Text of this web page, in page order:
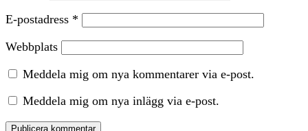
E-postadress *
Webbplats
Meddela mig om nya kommentarer via e-post.
Meddela mig om nya inlägg via e-post.